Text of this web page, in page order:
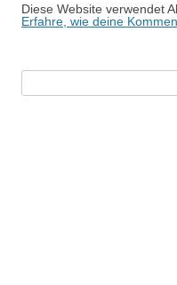
Diese Website verwendet
Erfahre, wie deine